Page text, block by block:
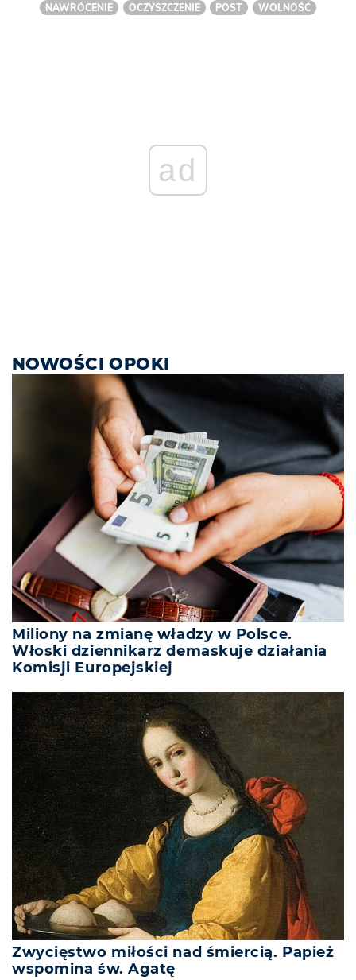
NAWRÓCENIE
OCZYSZCZENIE POST WOLNOŚĆ
ad
NOWOŚCI OPOKI
Miliony na zmianę władzy w Polsce.
Włoski dziennikarz demaskuje działania
Komisji Europejskiej
Zwycięstwo miłości nad śmiercią. Papież
wspomina św. Agatę